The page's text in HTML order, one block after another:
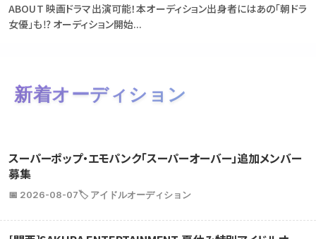
ABOUT 映画ドラマ出演可能！本オーディション出身者にはあの「朝ドラ
女優」も⁉ オーディション開始...
新着オーディション
スーパーポップ・エモパンク「スーパーオーバー」追加メンバー
募集
📅 2026-08-07🏷️ アイドルオーディション